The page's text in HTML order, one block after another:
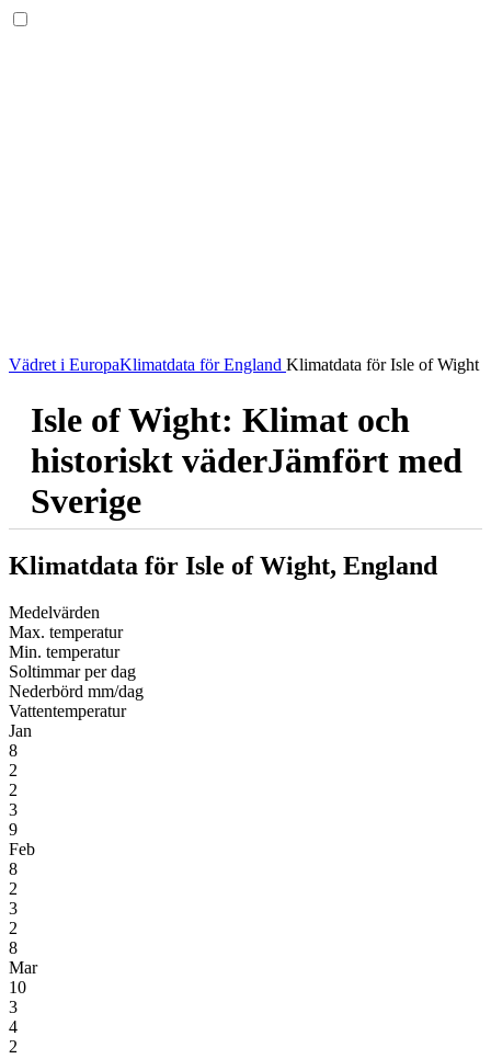
Vädret i EuropaKlimatdata för England Klimatdata för Isle of Wight
Isle of Wight: Klimat och
historiskt väderJämfört med
Sverige
Klimatdata för Isle of Wight, England
Medel­värden
Max. temperatur
Min. temperatur
Soltimmar per dag
Nederbörd mm/dag
Vatten­temperatur
Jan
8
2
2
3
9
Feb
8
2
3
2
8
Mar
10
3
4
2